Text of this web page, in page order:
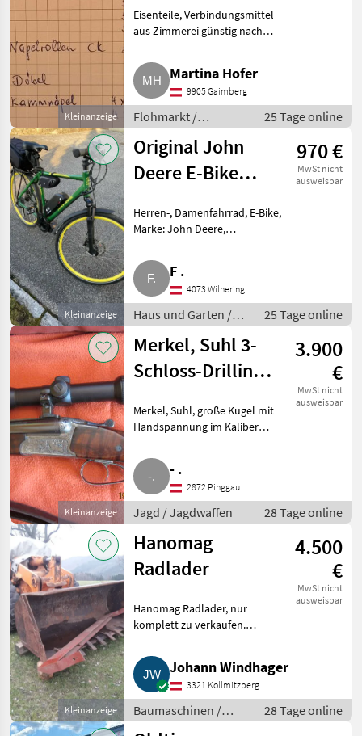
Kleinanzeige
Häuslbauer
Eisenteile, Verbindungsmittel
aus Zimmerei günstig nach
nach Vereinbarung. Flohmarkt
Sonstiges Flohmarkt
Martina Hofer
9905 Gaimberg
Flohmarkt /
Sonstiges Flohmarkt
25 Tage online
Kleinanzeige
Original John
Deere E-Bike
Handgas 50
970 €
MwSt nicht
ausweisbar
Herren-, Damenfahrrad, E-Bike,
Marke: John Deere,
grün, gelb, schwarz,
Fahrradschaltung:
Kettenschaltung, Bremsen:
Scheibenbremse vorne un
F .
4073 Wilhering
Haus und Garten /
Sportgeräte
25 Tage online
Kleinanzeige
Merkel, Suhl 3-
Schloss-Drilling
Handspannung
3.900
€
MwSt nicht
ausweisbar
Merkel, Suhl, große Kugel mit
Handspannung im Kaliber
Einstecklauf „EL 65“ 22 Hornet,
Einstecklauf und große Kugel
schießen punktgenau
- .
2872 Pinggau
Jagd / Jagdwaffen 28 Tage online
Kleinanzeige
Hanomag
Radlader
4.500
€
MwSt nicht
ausweisbar
Hanomag Radlader, nur
komplett zu verkaufen.
Johann Windhager
3321 Kollmitzberg
Baumaschinen /
Radlader
28 Tage online